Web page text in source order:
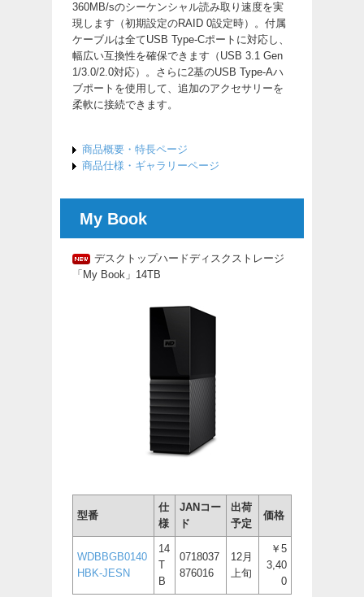
360MB/sのシーケンシャル読み取り速度を実
現します（初期設定のRAID 0設定時）。付属
ケーブルは全てUSB Type-Cポートに対応し、
幅広い互換性を確保できます（USB 3.1 Gen
1/3.0/2.0対応）。さらに2基のUSB Type-Aハ
ブポートを使用して、追加のアクセサリーを
柔軟に接続できます。
商品概要・特長ページ
商品仕様・ギャラリーページ
My Book
デスクトップハードディスクストレージ
「My Book」14TB
型番
仕
様
JANコー
ド
出荷
予定
価格
WDBBGB0140
HBK-JESN
14
T
B
0718037
876016
12月
上旬
￥5
3,40
0